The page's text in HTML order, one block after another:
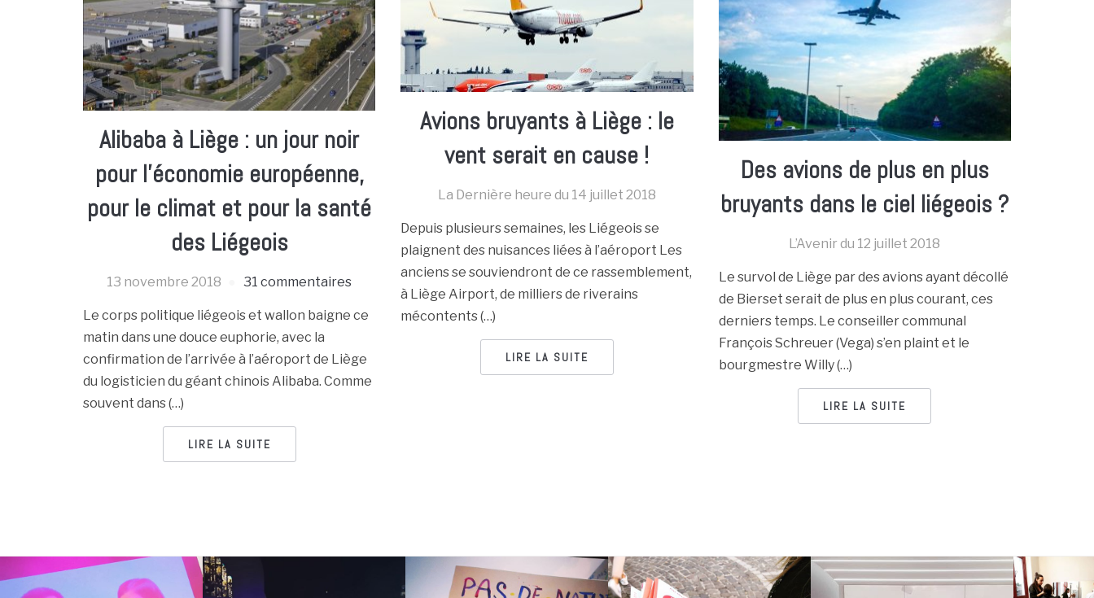
Alibaba à Liège : un jour noir
pour l’économie européenne,
pour le climat et pour la santé
des Liégeois
13 novembre 2018 31 commentaires
Le corps politique liégeois et wallon baigne ce
matin dans une douce euphorie, avec la
confirmation de l’arrivée à l’aéroport de Liège
du logisticien du géant chinois Alibaba. Comme
souvent dans (…)
LIRE LA SUITE
Avions bruyants à Liège : le
vent serait en cause !
La Dernière heure du 14 juillet 2018
Depuis plusieurs semaines, les Liégeois se
plaignent des nuisances liées à l’aéroport Les
anciens se souviendront de ce rassemblement,
à Liège Airport, de milliers de riverains
mécontents (…)
LIRE LA SUITE
Des avions de plus en plus
bruyants dans le ciel liégeois ?
L’Avenir du 12 juillet 2018
Le survol de Liège par des avions ayant décollé
de Bierset serait de plus en plus courant, ces
derniers temps. Le conseiller communal
François Schreuer (Vega) s’en plaint et le
bourgmestre Willy (…)
LIRE LA SUITE